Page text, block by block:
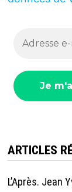
ARTICLES
L’Après. Jean